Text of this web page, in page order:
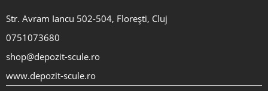
Str. Avram Iancu 502-504, Florești, Cluj
0751073680
shop@depozit-scule.ro
www.depozit-scule.ro